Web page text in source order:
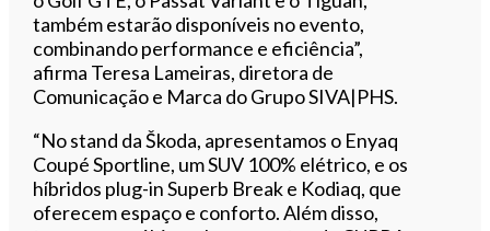
também estarão disponíveis no evento,
combinando performance e eficiência”,
afirma Teresa Lameiras, diretora de
Comunicação e Marca do Grupo SIVA|PHS.
“No stand da Škoda, apresentamos o Enyaq
Coupé Sportline, um SUV 100% elétrico, e os
híbridos plug-in Superb Break e Kodiaq, que
oferecem espaço e conforto. Além disso,